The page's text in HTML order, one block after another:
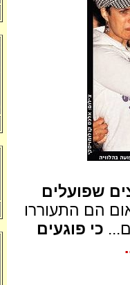
שפועלים
הם התעוררו
כי פוגעים